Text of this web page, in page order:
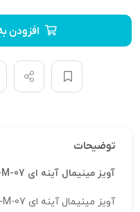
افزودن
توضیحات
آویز مینیمال آینه ای N-M-07